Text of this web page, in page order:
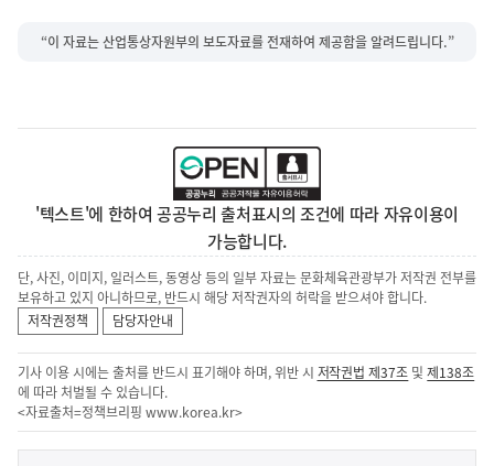
“이 자료는 산업통상자원부의 보도자료를 전재하여 제공함을 알려드립니다.”
'텍스트'에 한하여 공공누리 출처표시의 조건에 따라 자유이용이
가능합니다.
단, 사진, 이미지, 일러스트, 동영상 등의 일부 자료는 문화체육관광부가 저작권 전부를
보유하고 있지 아니하므로, 반드시 해당 저작권자의 허락을 받으셔야 합니다.
저작권정책
담당자안내
기사 이용 시에는 출처를 반드시 표기해야 하며, 위반 시 저작권법 제37조 및제138조
에 따라 처벌될 수 있습니다.
<자료출처=정책브리핑 www.korea.kr>